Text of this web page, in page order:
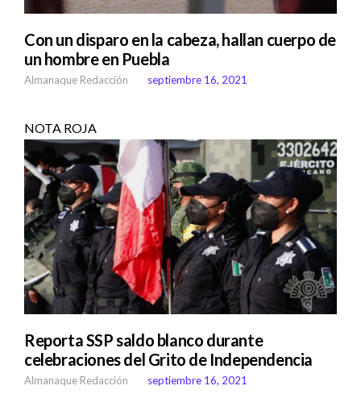
Con un disparo en la cabeza, hallan cuerpo de
un hombre en Puebla
Almanaque Redacción septiembre 16, 2021
NOTA ROJA
Reporta SSP saldo blanco durante
celebraciones del Grito de Independencia
Almanaque Redacción septiembre 16, 2021